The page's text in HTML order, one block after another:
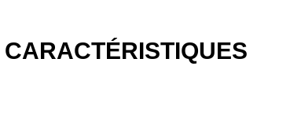
CARACTÉRISTIQUES